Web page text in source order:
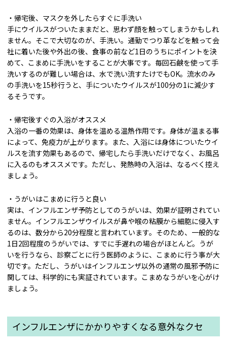
・帰宅後、マスクを外したらすぐに手洗い
手にウイルスがついたままだと、思わず顔を触ってしまうかもしれ
ません。そこで大切なのが、手洗い。通勤でつり革などを触って会
社に着いた後や外出の後、食事の前など1日のうちにポイントを決
めて、こまめに手洗いをすることが大事です。毎回石鹸を使って手
洗いするのが難しい場合は、水で洗い流すたけでもOK。流水のみ
の手洗いを15秒行うと、手についたウイルスが100分の1に減少す
るそうです。
・帰宅後すぐの入浴がオススメ
入浴の一番の効果は、身体を温める温熱作用です。身体が温まる事
によって、免疫力が上がります。また、入浴には身体についたウイ
ルスを流す効果もあるので、帰宅したら手洗いだけでなく、お風呂
に入るのもオススメです。ただし、発熱時の入浴は、なるべく控え
ましょう。
・うがいはこまめに行うと良い
実は、インフルエンザ予防としてのうがいは、効果が証明されてい
ません。インフルエンザウイルスが鼻や喉の粘膜から細胞に侵入す
るのは、数分から20分程度と言われています。そのため、一般的な
1日2回程度のうがいでは、すでに手遅れの場合がほとんど。うが
いを行うなら、診察ごとに行う医師のように、こまめに行う事が大
切です。ただし、うがいはインフルエンザ以外の通常の風邪予防に
関しては、科学的にも実証されています。こまめなうがいを心がけ
ましょう。
インフルエンザにかかりやすくなる意外なクセ